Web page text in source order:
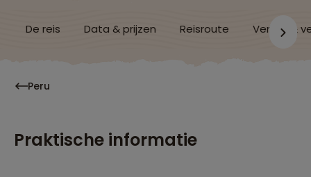
De reis Data & prijzen Reisroute Verblijf &
Peru
Praktische informatie